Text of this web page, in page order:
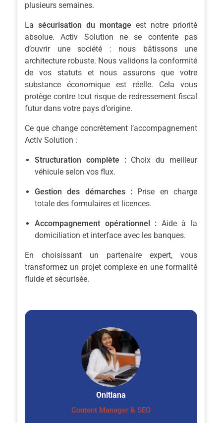
plusieurs semaines.
La sécurisation du montage est notre priorité
absolue. Activ Solution ne se contente pas
d’ouvrir une société : nous bâtissons une
architecture robuste. Nous validons la conformité
de vos statuts et nous assurons que votre
substance économique est réelle. Cela vous
protège contre tout risque de redressement fiscal
futur dans votre pays d’origine.
Ce que change concrètement l’accompagnement
Activ Solution :
Structuration complète :Choix du meilleur
véhicule selon vos flux.
Gestion des démarches : Prise en charge
totale des formulaires et licences.
Accompagnement opérationnel : Aide à la
domiciliation et interface avec les banques.
En choisissant un partenaire expert, vous
transformez un projet complexe en une formalité
fluide et sécurisée.
Onitiana
Content Manager & SEO